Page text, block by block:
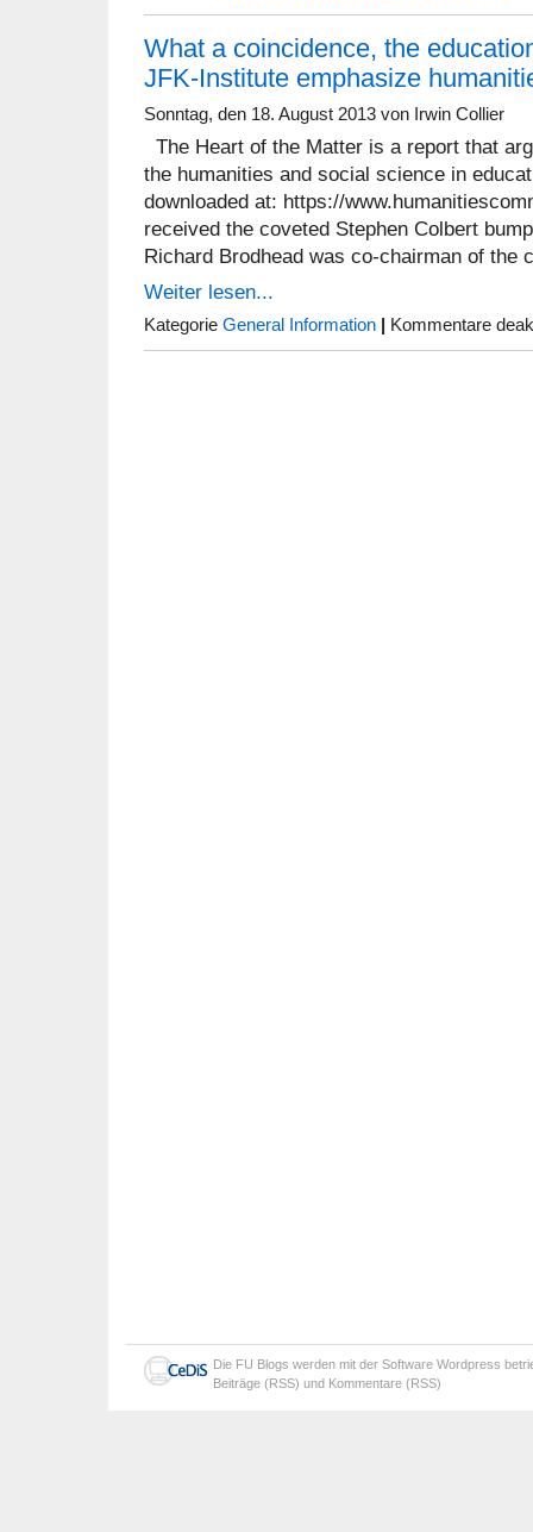
What a coincidence, the
JFK-Institute emphasize
Sonntag, den 18. August 2013 von Irwin Collier
The Heart of the Matter is a report that
the humanities and social science in
downloaded at: https://
received the coveted Stephen Colbert
Richard Brodhead was co-chairman of the
Weiter lesen...
Kategorie General Information Kommentare
Die FU Blogs werden mit der Software Wordpress
Beiträge (RSS) und Kommentare (RSS)